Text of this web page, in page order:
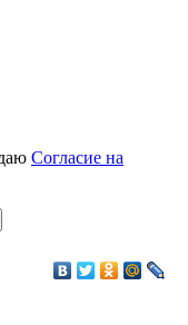
Согласие на